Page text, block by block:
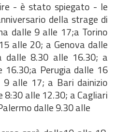
- è stato spiegato - le
della strage di
dalle 9 alle 17;a Torino
alle 20; a Genova dalle
dalle 8.30 alle 16.30; a
16.30;a Perugia dalle 16
alle 17; a Bari dainizio
8:30 alle 12.30; a Cagliari
dalle 9.30 alle